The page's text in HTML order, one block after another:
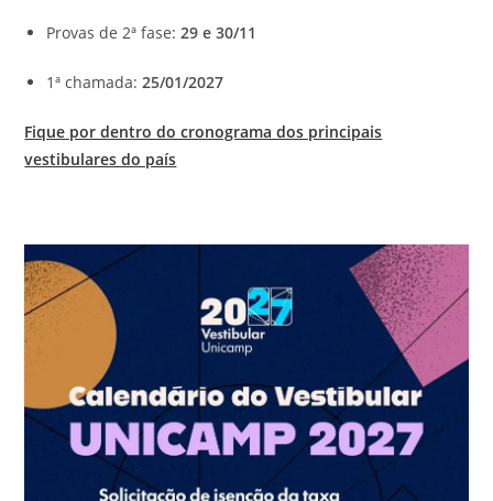
Provas de 2ª fase: 29 e 30/11
1ª chamada:25/01/2027
Fique por dentro do cronograma dos principais
vestibulares do país